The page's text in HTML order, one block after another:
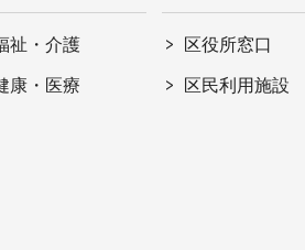
祉・介護
康・医療
区役所窓口
区民利用施設